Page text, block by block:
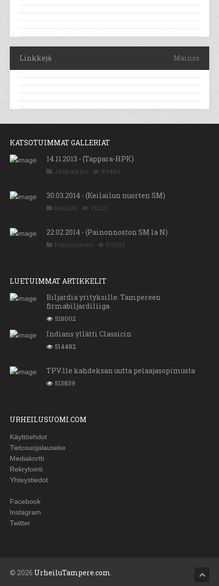
Linkkejä Mainos
KATSOTUIMMAT GALLERIAT
14.11.2013 - (Tappara-HPK)
Jääkiekko 89486
30.03.2014 - (Keilailun nuorten SM)
Keilailu 71222
22.02.2014 - (Painonnoston SM la N)
Painonnosto 69093
LUETUIMMAT ARTIKKELIT
Biljardia yrityksille: Tampereen
firmabiljardiliiga
518002
Indians yllätti Classicin
514482
TPV:lle kahdeksan uutta pelaajasopimusta
513839
URHEILUSUOMI.COM
Käyttöehdot
Tietosuojalauseke
Mediakortti
Rekrytointi
Yhteystiedot
Facebook
Instagram
Twitter
© 2026 UrheiluTampere.com.